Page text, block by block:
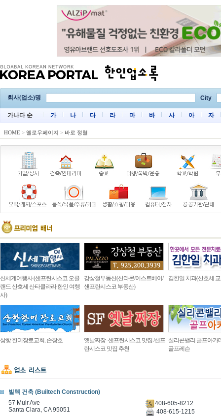
회사(업소)명 City
가나다 순 가 나 다 라 마 바 사 아 자
HOME > 옐로우페이지 > 바로 정렬
신세계여행사 (샌프란시스코 오클
랜드 산호세 산타클라라 한인 여행
사)
강상철부동산(산라몬/이스트베이/
샌프란시스코 부동산)
김한일 치과(산호세
상항 한미장로교회, 손창호
옛날짜장 -샌프란시스코 맛집 /샌프
란시스코 맛집 추천
실리콘밸리 골프아카
골프레슨
빌텍 건축 (Builtech Construction)
57 Muir Ave
Santa Clara, CA 95051
408-605-8212
408-615-1215